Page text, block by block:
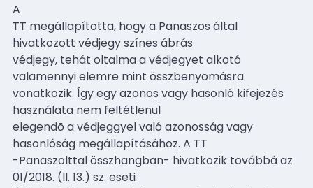
A
TT megállapította, hogy a Panaszos által
hivatkozott védjegy színes ábrás
védjegy, tehát oltalma a védjegyet alkotó
valamennyi elemre mint összbenyomásra
vonatkozik. Így egy azonos vagy hasonló kifejezés
használata nem feltétlenül
elegendõ a védjeggyel való azonosság vagy
hasonlóság megállapításához. A TT
-Panaszolttal összhangban- hivatkozik továbbá az
01/2018. (II. 13.) sz. eseti